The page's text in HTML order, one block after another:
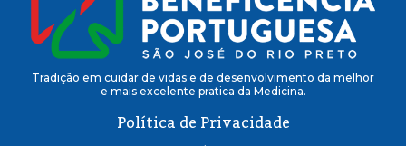
Tradição em cuidar de vidas e de desenvolvimento da melhor
e mais excelente pratica da Medicina.
Política de Privacidade